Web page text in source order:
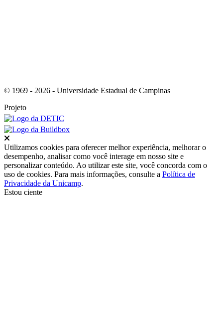
© 1969 - 2026 - Universidade Estadual de Campinas
Projeto
Utilizamos cookies para oferecer melhor experiência, melhorar o
desempenho, analisar como você interage em nosso site e
personalizar conteúdo. Ao utilizar este site, você concorda com o
uso de cookies. Para mais informações, consulte a Política de
Privacidade da Unicamp.
Estou ciente